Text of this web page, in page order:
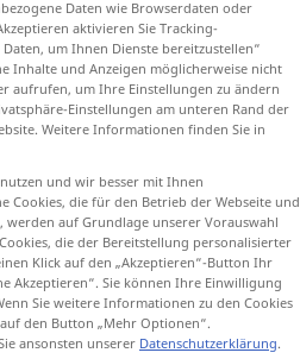
Depression
Daten wie Browserdaten oder
aktivieren Sie Tracking-
um Ihnen Dienste bereitzustellen“
Inhalte und Anzeigen möglicherweise nicht
aufrufen, um Ihre Einstellungen zu ändern
Einstellungen am unteren Rand der
Weitere Informationen finden Sie in
und wir besser mit Ihnen
Cookies, die für den Betrieb der Webseite und
auf Grundlage unserer Vorauswahl
die der Bereitstellung personalisierter
Klick auf den „Akzeptieren“-Button Ihr
Akzeptieren“. Sie können Ihre Einwilligung
Sie weitere Informationen zu den Cookies
den Button „Mehr Optionen“.
ansonsten unserer Datenschutzerklärung.